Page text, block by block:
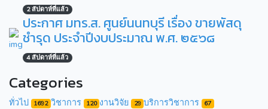
2 สัปดาห์ที่แล้ว
ประกาศ มทร.ส. ศูนย์นนทบุรี เรื่อง ขายพัสดุ
ชำรุด ประจำปีงบประมาณ พ.ศ. ๒๕๖๘
4 สัปดาห์ที่แล้ว
Categories
ทั่วไป 1692 วิชาการ 120 งานวิจัย 29 บริการวิชาการ 67